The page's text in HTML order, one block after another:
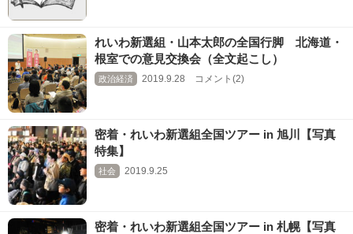
れいわ新選組・山本太郎の全国行脚 北海道・
根室での意見交換会（全文起こし）
政治経済 2019.9.28 コメント(2)
密着・れいわ新選組全国ツアー in 旭川【写真
特集】
社会 2019.9.25
密着・れいわ新選組全国ツアー in 札幌【写真